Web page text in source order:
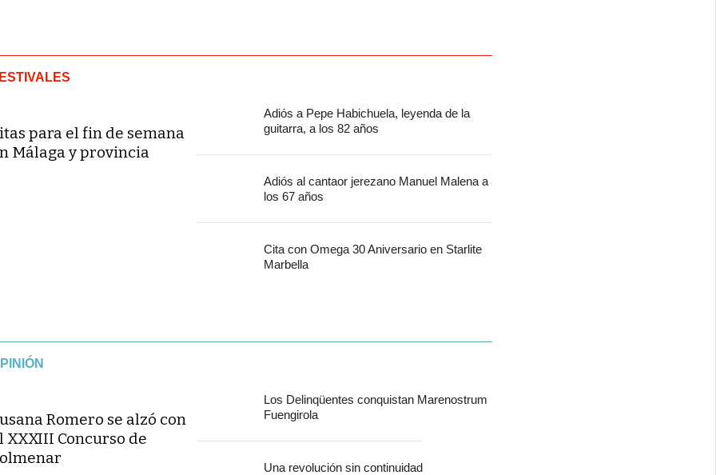
para el fin de semana
Málaga y provincia
Adiós a Pepe Habichuela, leyenda de la
guitarra, a los 82 años
Adiós al cantaor jerezano Manuel Malena a
los 67 años
Cita con Omega 30 Aniversario en Starlite
Marbella
Romero se alzó con
XXXIII Concurso de
Los Delinqüentes conquistan Marenostrum
Fuengirola
Una revolución sin continuidad